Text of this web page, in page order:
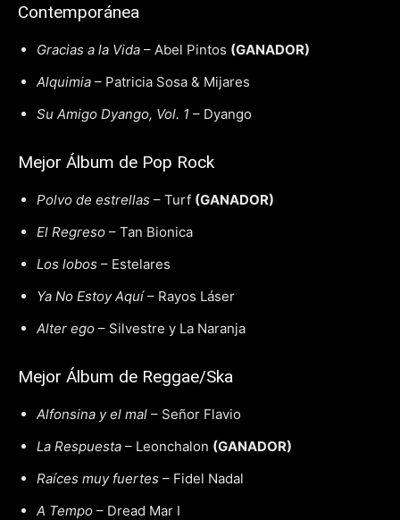
Contemporánea
Gracias a la Vida – Abel Pintos (GANADOR)
Alquimia – Patricia Sosa & Mijares
Su Amigo Dyango, Vol. 1 – Dyango
Mejor Álbum de Pop Rock
Polvo de estrellas – Turf (GANADOR)
El Regreso – Tan Bionica
Los lobos – Estelares
Ya No Estoy Aquí– Rayos Láser
Alter ego – Silvestre y La Naranja
Mejor Álbum de Reggae/Ska
Alfonsina y el mal – Señor Flavio
La Respuesta – Leonchalon (GANADOR)
Raíces muy fuertes – Fidel Nadal
A Tempo – Dread Mar I